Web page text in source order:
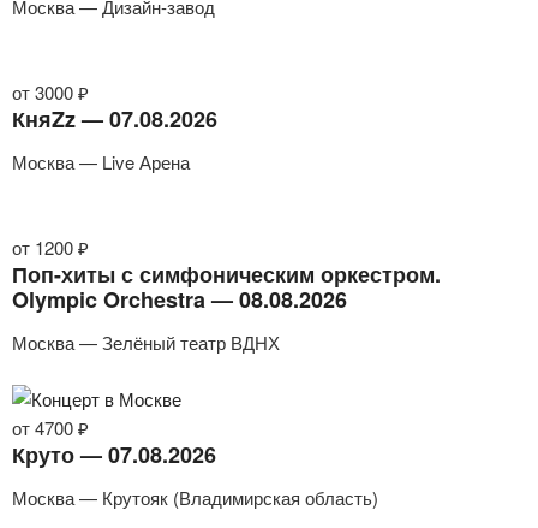
Москва — Дизайн-завод
от 3000 ₽
КняZz — 07.08.2026
Москва — Live Арена
от 1200 ₽
Поп-хиты с симфоническим оркестром.
Olympic Orchestra — 08.08.2026
Москва — Зелёный театр ВДНХ
от 4700 ₽
Круто — 07.08.2026
Москва — Крутояк (Владимирская область)